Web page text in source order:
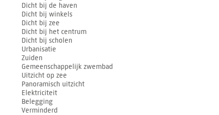
Dicht bij de haven
Dicht bij winkels
Dicht bij zee
Dicht bij het centrum
Dicht bij scholen
Urbanisatie
Zuiden
Gemeenschappelijk zwembad
Uitzicht op zee
Panoramisch uitzicht
Elektriciteit
Belegging
Verminderd